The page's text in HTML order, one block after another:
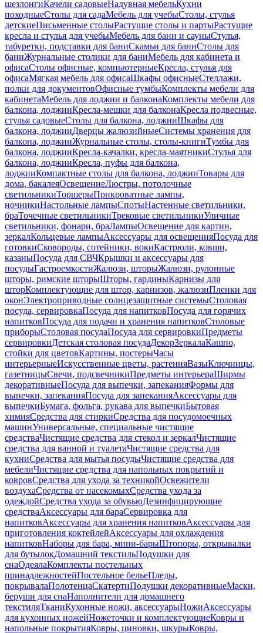
шезлонгиКачели садовыеНадувная мебельКухни
походныеСтолы для садаМебель для учебыСтолы, стулья
детскиеПисьменные столыРастущие столы и партыРастущие
кресла и стулья для учебыМебель для бани и сауныСтулья,
табуретки, подставки для баниСкамьи для баниСтолы для
баниЖурнальные столики для баниМебель для кабинета и
офисаСтолы офисные, компьютерныеКресла, стулья для
офисаМягкая мебель для офисаШкафы офисныеСтеллажи,
полки для документовОфисные тумбыКомплекты мебели для
кабинетаМебель для лоджии и балконаКомплекты мебели для
балкона, лоджииКресла-мешки для балконаКресла подвесные,
стулья садовыеСтолы для балкона, лоджииШкафы для
балкона, лоджииДверцы жалюзийныеСистемы хранения для
балкона, лоджииЖурнальные столы, столы-книгиТумбы для
балкона, лоджииКресла-качалки, кресла-маятникиСтулья для
балкона, лоджииКресла, пуфы для балкона,
лоджииКомпактные столы для балкона, лоджииТовары для
дома, бакалеяОсвещениеЛюстры, потолочные
светильникиТоршерыПрикроватные лампы,
ночникиНастольные лампыСпотыНастенные светильники,
браТочечные светильникиТрековые светильникиУличные
светильники, фонари, браЛампыОсвещение для картин,
зеркалКольцевые лампыАксессуары для освещенияПосуда для
готовкиСковороды, сотейники, вокиКастрюли, ковши,
казаныПосуда для СВЧКрышки и аксессуары для
посудыГастроемкостиЖалюзи, шторыЖалюзи, рулонные
шторы, римские шторыШторы, гардиныКарнизы для
шторКомплектующие для штор, карнизов, жалюзиПленки для
оконЭлектроприводные солнцезащитные системыСтоловая
посуда, сервировкаПосуда для напитковПосуда для горячих
напитковПосуда для подачи и хранения напитковСтоловые
приборыСтоловая посудаПосуда для сервировкиПредметы
сервировкиДетская столовая посудаДекорЗеркалаКашпо,
стойки для цветовКартины, постерыЧасы
интерьерныеИскусственные цветы, растенияВазыКлючницы,
газетницыСвечи, подсвечникиПредметы интерьераШирмы
декоративныеПосуда для выпечки, запеканияФормы для
выпечки, запеканияПосуда для запеканияАксессуары для
выпечкиБумага, фольга, рукава для выпечкиБытовая
химияСредства для стиркиСредства для посудомоечных
машинУниверсальные, специальные чистящие
средстваЧистящие средства для стекол и зеркалЧистящие
средства для ванной и туалетаЧистящие средства для
кухниСредства для мытья посудыЧистящие средства для
мебелиЧистящие средства для напольных покрытий и
ковровСредства для ухода за техникойОсвежители
воздухаСредства от насекомыхСредства ухода за
одеждойСредства ухода за обувьюДезинфицирующие
средстваАксессуары для бараСервировка для
напитковАксессуары для хранения напитковАксессуары для
приготовления коктейлейАксессуары для охлаждения
напитковНаборы для бара, мини-барыШтопоры, открывалки
для бутылокДомашний текстильПодушки для
снаОдеялаКомплекты постельных
принадлежностейПостельное бельеПледы,
покрывалаПолотенцаСкатертиПодушки декоративныеМаски,
беруши для снаНаполнители для домашнего
текстиляТканиКухонные ножи, аксессуарыНожиАксессуары
для кухонных ножейНожеточки и комплектующиеКовры и
напольные покрытияКовры, циновки, шкурыКовры,